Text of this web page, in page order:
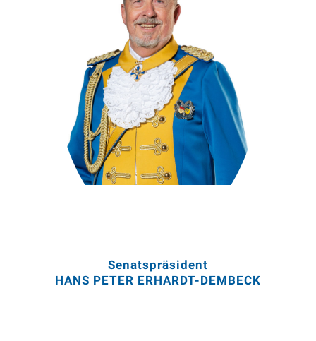
Mitglied seit 02/2001
Senatspräsident seit 09/2018
Senatspräsident
HANS PETER ERHARDT-DEMBECK